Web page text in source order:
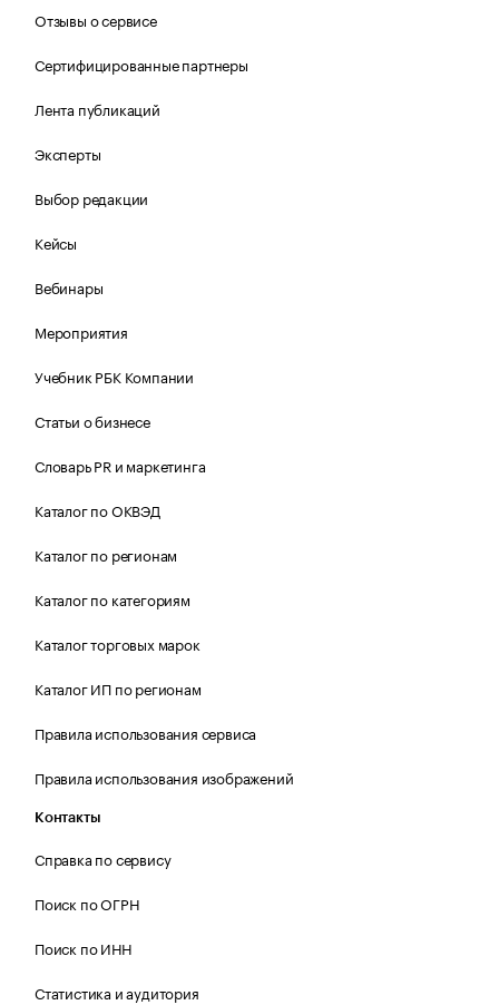
Отзывы о сервисе
Сертифицированные партнеры
Лента публикаций
Эксперты
Выбор редакции
Кейсы
Вебинары
Мероприятия
Учебник РБК Компании
Статьи о бизнесе
Словарь PR и маркетинга
Каталог по ОКВЭД
Каталог по регионам
Каталог по категориям
Каталог торговых марок
Каталог ИП по регионам
Правила использования сервиса
Правила использования изображений
Контакты
Справка по сервису
Поиск по ОГРН
Поиск по ИНН
Статистика и аудитория